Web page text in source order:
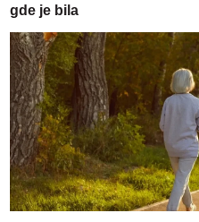
gde je bila